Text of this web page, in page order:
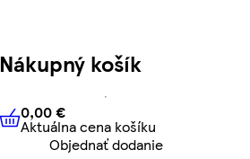
Nákupný košík
0,00 € Aktuálna cena košíku
0,00 €
Aktuálna cena košíku
Objednať dodanie